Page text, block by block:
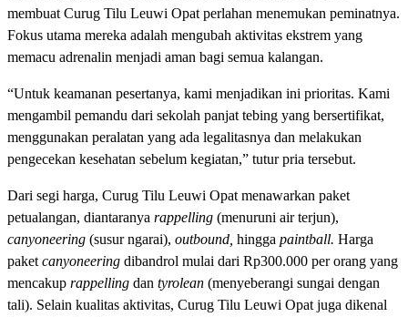
membuat Curug Tilu Leuwi Opat perlahan menemukan peminatnya.
Fokus utama mereka adalah mengubah aktivitas ekstrem yang
memacu adrenalin menjadi aman bagi semua kalangan.
“Untuk keamanan pesertanya, kami menjadikan ini prioritas. Kami
mengambil pemandu dari sekolah panjat tebing yang bersertifikat,
menggunakan peralatan yang ada legalitasnya dan melakukan
pengecekan kesehatan sebelum kegiatan,” tutur pria tersebut.
Dari segi harga, Curug Tilu Leuwi Opat menawarkan paket
petualangan, diantaranya rappelling (menuruni air terjun),
canyoneering (susur ngarai), outbound, hingga paintball. Harga
paket canyoneering dibandrol mulai dari Rp300.000 per orang yang
mencakup rappelling dan tyrolean (menyeberangi sungai dengan
tali). Selain kualitas aktivitas, Curug Tilu Leuwi Opat juga dikenal